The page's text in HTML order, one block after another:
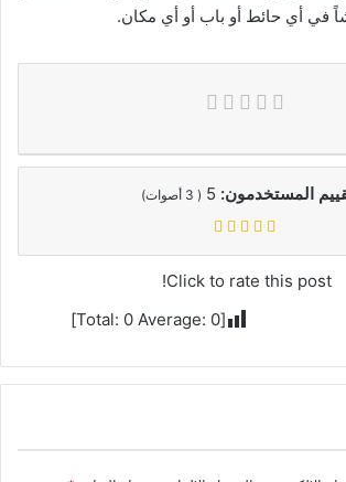
في أي حائط أو باب أو أي مكان.
المستخدمون: 5
(
3 أصوات)
Click to rate this post!
[Total:
0Average: 0
]